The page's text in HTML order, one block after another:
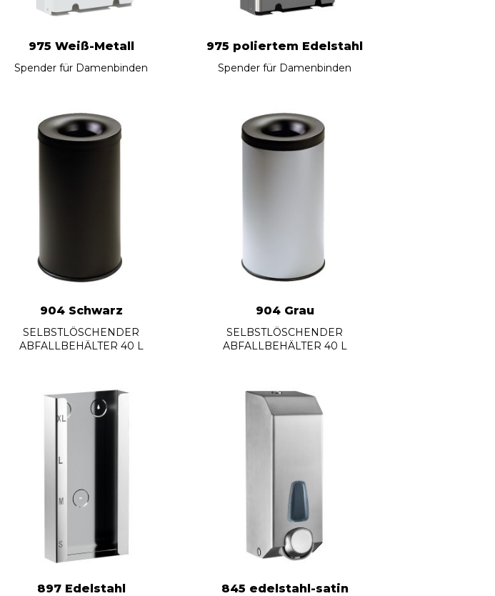
975 Weiß-Metall
Spender für Damenbinden
975 poliertem Edelstahl
Spender für Damenbinden
904 Schwarz
SELBSTLÖSCHENDER
ABFALLBEHÄLTER 40 L
904 Grau
SELBSTLÖSCHENDER
ABFALLBEHÄLTER 40 L
897 Edelstahl 845 edelstahl-satin